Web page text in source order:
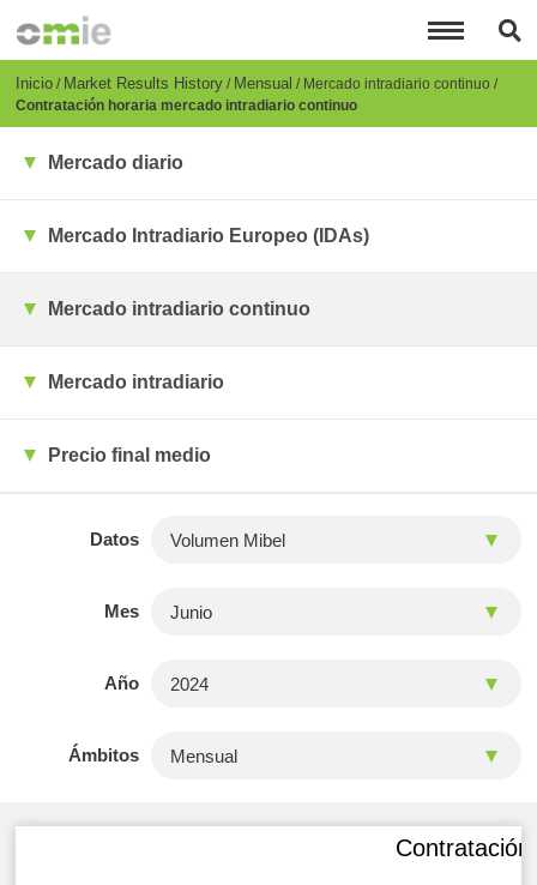
principal
Breadcrumb
Inicio Market Results History Mensual
Mercado intradiario continuo
Contratación horaria mercado intradiario continuo
Mercado diario
Mercado Intradiario Europeo (IDAs)
Mercado intradiario continuo
Mercado intradiario
Precio final medio
Datos
Mes
Año
Ámbitos